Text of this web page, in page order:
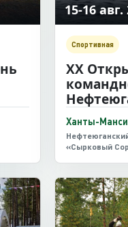
15-16 авг.
Спортивная
XX
по
Ханты-
«Сырковый